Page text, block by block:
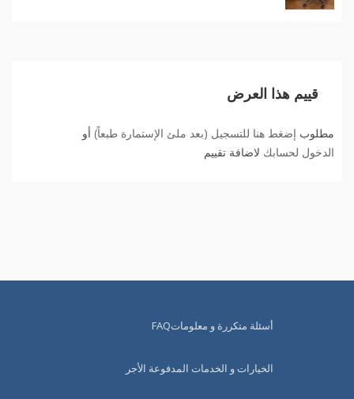
قييم هذا العرض
مطلوب إضغط هنا للتسجيل (بعد ملئ الإستمارة طبعاً) أو
الدخول لحسابك لاضافة تقييم
أسئلة متكررة و معلوماتFAQ
الخيارات و الخدمات المدفوعة الأجر